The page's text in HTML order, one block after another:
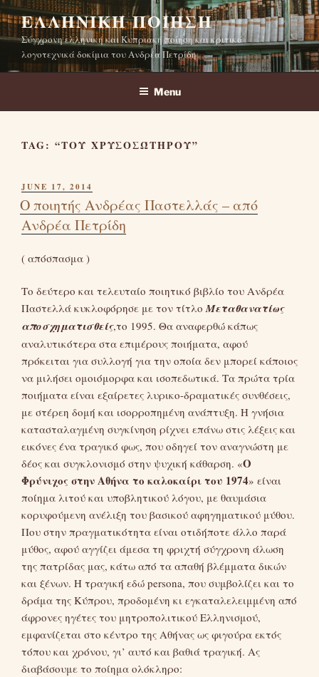
Skip
to
content
ΕΛΛΗΝΙΚΉ ΠΟΊΗΣΗ
Σύγχρονη ελληνική και Κυπριακή ποίηση και κριτικά
λογοτεχνικά δοκίμια του Ανδρέα Πετρίδη
Menu
TAG: “ΤΟΥ ΧΡΥΣΟΣΏΤΗΡΟΥ”
POSTED
ON
JUNE 17, 2014
Ο ποιητής Ανδρέας Παστελλάς – από
Ανδρέα Πετρίδη
( απόσπασμα )
Το δεύτερο και τελευταίο ποιητικό βιβλίο του Ανδρέα
Παστελλά κυκλοφόρησε με τον τίτλοΜεταθανατίως
αποσχηματισθείς,το 1995. Θα αναφερθώ κάπως
αναλυτικότερα στα επιμέρους ποιήματα, αφού
πρόκειται για συλλογή για την οποία δεν μπορεί κάποιος
να μιλήσει ομοιόμορφα και ισοπεδωτικά. Τα πρώτα τρία
ποιήματα είναι εξαίρετες λυρικο-δραματικές συνθέσεις,
με στέρεη δομή και ισορροπημένη ανάπτυξη. Η γνήσια
κατασταλαγμένη συγκίνηση ρίχνει επάνω στις λέξεις και
εικόνες ένα τραγικό φως, που οδηγεί τον αναγνώστη με
δέος και συγκλονισμό στην ψυχική κάθαρση. «Ο
Φρύνιχος στην Αθήνα το καλοκαίρι του 1974» είναι
ποίημα λιτού και υποβλητικού λόγου, με θαυμάσια
κορυφούμενη ανέλιξη του βασικού αφηγηματικού μύθου.
Που στην πραγματικότητα είναι οτιδήποτε άλλο παρά
μύθος, αφού αγγίζει άμεσα τη φριχτή σύγχρονη άλωση
της πατρίδας μας, κάτω από τα απαθή βλέμματα δικών
και ξένων. Η τραγική εδώ persona, που συμβολίζει και το
δράμα της Κύπρου, προδομένη κι εγκαταλελειμμένη από
άφρονες ηγέτες του μητροπολιτικού Ελληνισμού,
εμφανίζεται στο κέντρο της Αθήνας ως φιγούρα εκτός
τόπου και χρόνου, γι’ αυτό και βαθιά τραγική. Ας
διαβάσουμε το ποίημα ολόκληρο: